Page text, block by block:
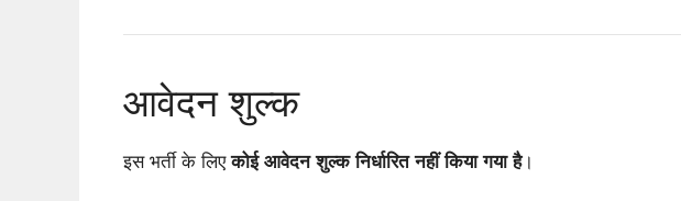
आवेदन शुल्क
इस भर्ती के लिएकोई आवेदन शुल्क निर्धारित नहीं किया गया है।